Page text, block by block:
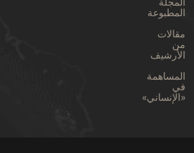
المطبوعة
مقالات
من
الأرشيف
المساهمة
في
«الإنساني»